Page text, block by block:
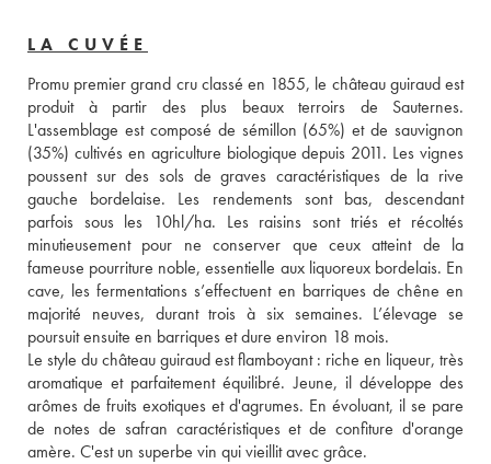
LA CUVÉE
Promu premier grand cru classé en 1855, le château guiraud est
produit à partir des plus beaux terroirs de Sauternes.
L'assemblage est composé de sémillon (65%) et de sauvignon
(35%) cultivés en agriculture biologique depuis 2011. Les vignes
poussent sur des sols de graves caractéristiques de la rive
gauche bordelaise. Les rendements sont bas, descendant
parfois sous les 10hl/ha. Les raisins sont triés et récoltés
minutieusement pour ne conserver que ceux atteint de la
fameuse pourriture noble, essentielle aux liquoreux bordelais. En
cave, les fermentations s’effectuent en barriques de chêne en
majorité neuves, durant trois à six semaines. L’élevage se
poursuit ensuite en barriques et dure environ 18 mois.
Le style du château guiraud est flamboyant : riche en liqueur, très
aromatique et parfaitement équilibré. Jeune, il développe des
arômes de fruits exotiques et d'agrumes. En évoluant, il se pare
de notes de safran caractéristiques et de confiture d'orange
amère. C'est un superbe vin qui vieillit avec grâce.